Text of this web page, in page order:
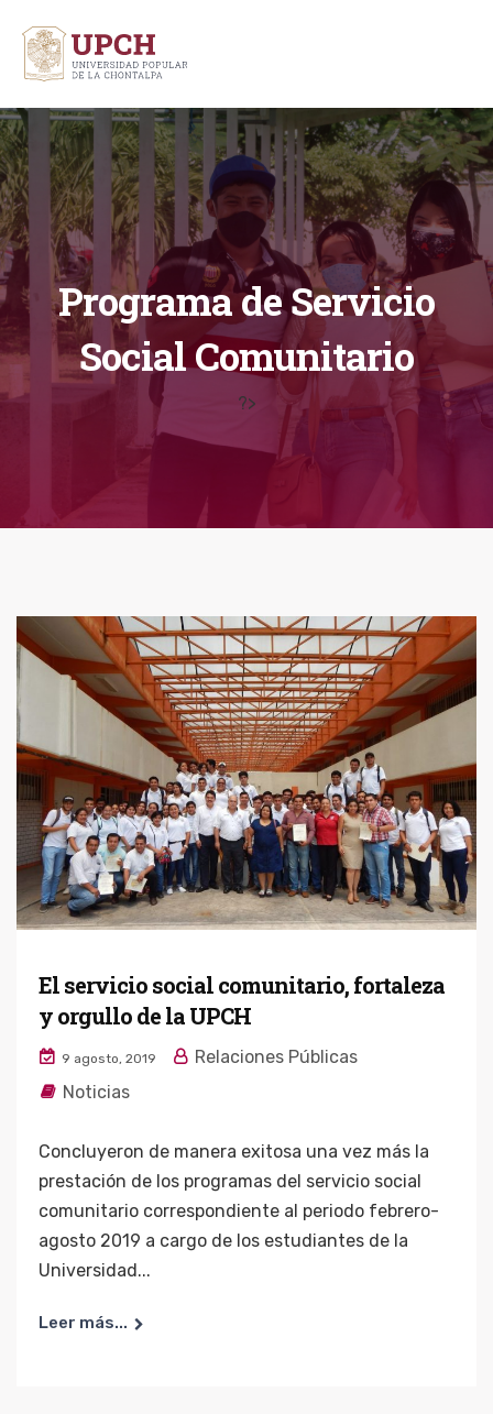
Programa de Servicio
Social Comunitario
?>
El servicio social comunitario, fortaleza
y orgullo de la UPCH
9 agosto, 2019
Relaciones Públicas
Noticias
Concluyeron de manera exitosa una vez más la
prestación de los programas del servicio social
comunitario correspondiente al periodo febrero-
agosto 2019 a cargo de los estudiantes de la
Universidad...
Leer más...